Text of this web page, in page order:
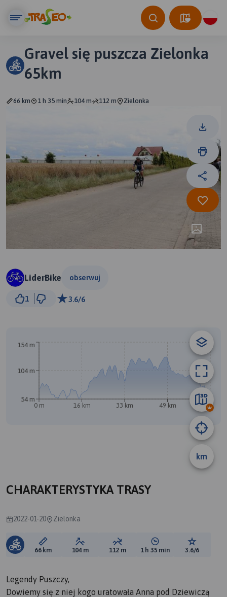
Gravel się puszcza Zielonka
65km
66 km 1 h 35 min 104 m 112 m Zielonka
LiderBike obserwuj
1 3.6/6
km
0 m 16 km 33 km 49 km 66 km
54 m
104 m
154 m
CHARAKTERYSTYKA TRASY
2022-01-20 Zielonka
Długość trasy:
66 km Suma przewyższeń:
104 m Suma spadków:
112 m Średni czas potrzebny
1 h 35 min Ocena
3.6/6
Legendy Puszczy,
Dowiemy się z niej kogo uratowała Anna pod Dziewiczą